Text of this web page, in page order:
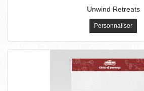
Unwind Retreats
Personnaliser